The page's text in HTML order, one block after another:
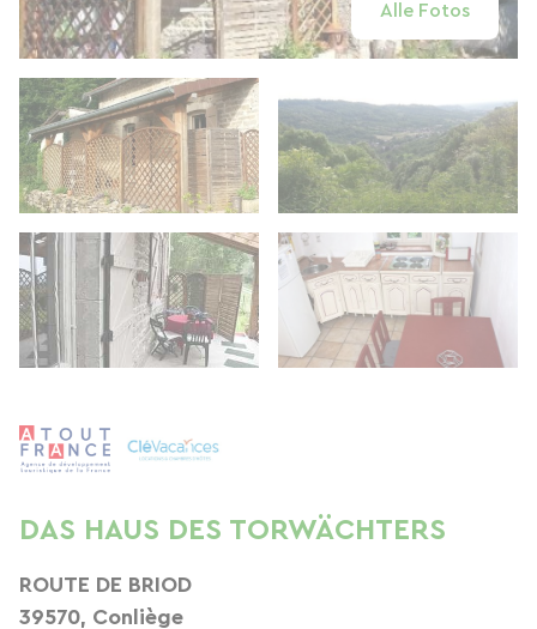
Alle Fotos
DAS HAUS DES TORWÄCHTERS
ROUTE DE BRIOD
39570, Conliège